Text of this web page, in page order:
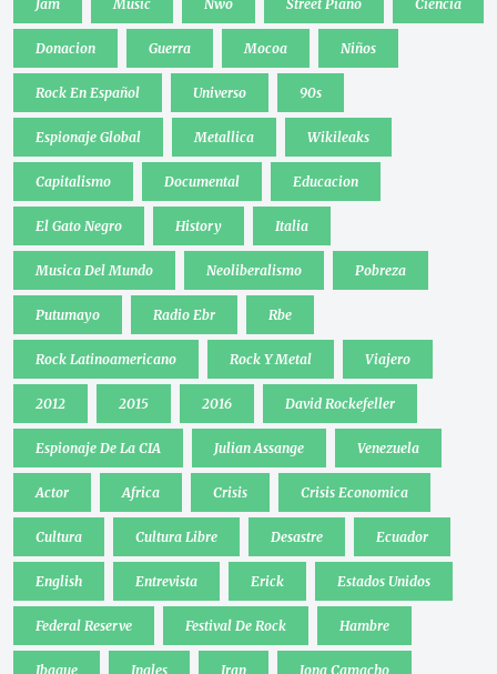
Jam Music Nwo Street Piano Ciencia
Donacion Guerra Mocoa Niños
Rock En Español Universo 90s
Espionaje Global Metallica Wikileaks
Capitalismo Documental Educacion
El Gato Negro History Italia
Musica Del Mundo Neoliberalismo Pobreza
Putumayo Radio Ebr Rbe
Rock Latinoamericano Rock Y Metal Viajero
2012 2015 2016 David Rockefeller
Espionaje De La CIA Julian Assange Venezuela
Actor Africa Crisis Crisis Economica
Cultura Cultura Libre Desastre Ecuador
English Entrevista Erick Estados Unidos
Federal Reserve Festival De Rock Hambre
Ibague Ingles Iran Jona Camacho